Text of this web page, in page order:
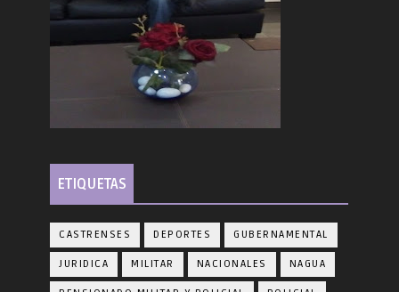
ETIQUETAS
CASTRENSES DEPORTES GUBERNAMENTAL
JURIDICA MILITAR NACIONALES NAGUA